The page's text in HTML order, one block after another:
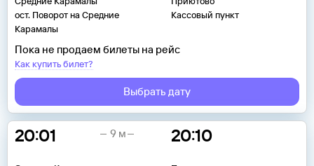
ост. Поворот на Средние
Карамалы
Кассовый пункт
Пока не продаем билеты на рейс
Как купить билет?
Выбрать дату
20:01 20:10
9 м